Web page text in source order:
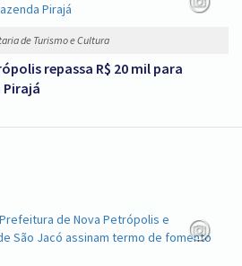
de Turismo e Cultura
repassa R$ 20 mil para
Pirajá